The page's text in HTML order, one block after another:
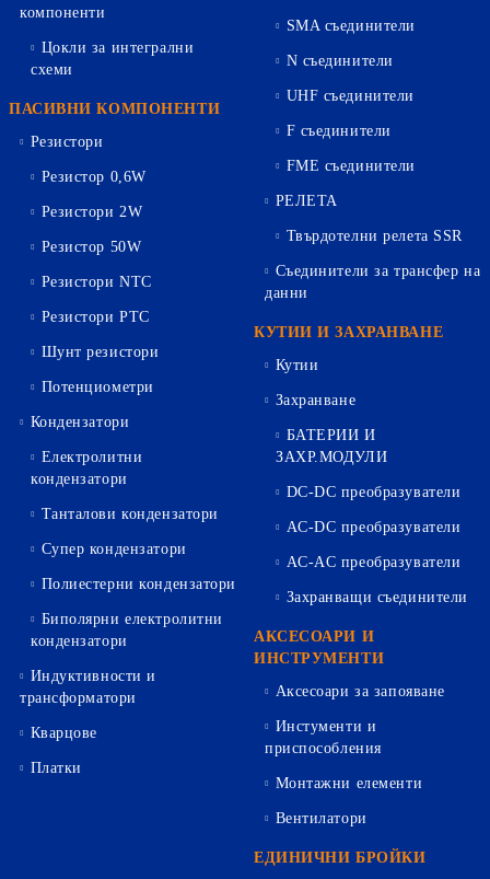
компоненти
Цокли за интегрални
схеми
ПАСИВНИ КОМПОНЕНТИ
Резистори
Резистор 0,6W
Резистори 2W
Резистор 50W
Резистори NTC
Резистори PTC
Шунт резистори
Потенциометри
Кондензатори
Електролитни
кондензатори
Танталови кондензатори
Супер кондензатори
Полиестерни кондензатори
Биполярни електролитни
кондензатори
Индуктивности и
трансформатори
Кварцове
Платки
SMA съединители
N съединители
UHF съединители
F съединители
FME съединители
РЕЛЕТА
Твърдотелни релета SSR
Съединители за трансфер на
данни
КУТИИ И ЗАХРАНВАНЕ
Кутии
Захранване
БАТЕРИИ И
ЗАХР.МОДУЛИ
DC-DC преобразуватели
AC-DC преобразуватели
AC-AC преобразуватели
Захранващи съединители
АКСЕСОАРИ И
ИНСТРУМЕНТИ
Аксесоари за запояване
Инстументи и
приспособления
Монтажни елементи
Вентилатори
ЕДИНИЧНИ БРОЙКИ